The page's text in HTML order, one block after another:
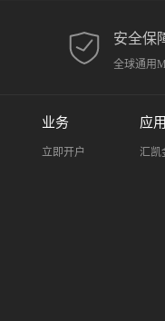
安全保
全球通用
业务
立即开户
应
汇凯